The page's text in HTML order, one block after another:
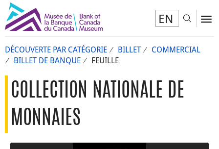
EN
DÉCOUVERTE PAR CATÉGORIE BILLET
COMMERCIAL
BILLET DE BANQUE
FEUILLE
COLLECTION NATIONALE DE
MONNAIES